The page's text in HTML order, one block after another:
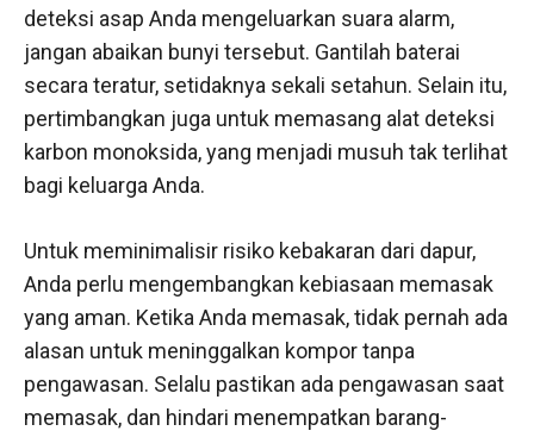
deteksi asap Anda mengeluarkan suara alarm,
jangan abaikan bunyi tersebut. Gantilah baterai
secara teratur, setidaknya sekali setahun. Selain itu,
pertimbangkan juga untuk memasang alat deteksi
karbon monoksida, yang menjadi musuh tak terlihat
bagi keluarga Anda.
Untuk meminimalisir risiko kebakaran dari dapur,
Anda perlu mengembangkan kebiasaan memasak
yang aman. Ketika Anda memasak, tidak pernah ada
alasan untuk meninggalkan kompor tanpa
pengawasan. Selalu pastikan ada pengawasan saat
memasak, dan hindari menempatkan barang-